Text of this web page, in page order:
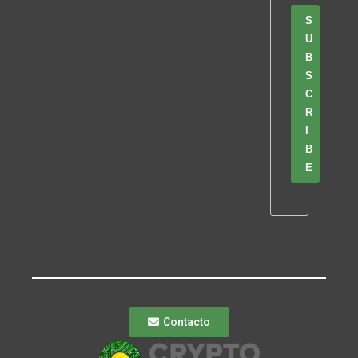
S
U
B
S
C
R
B
E
Contacto